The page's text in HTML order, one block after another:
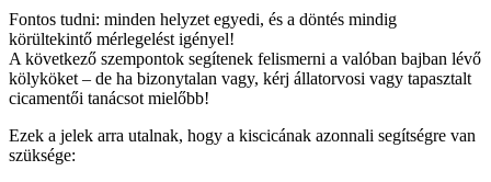
Fontos tudni: minden helyzet egyedi, és a döntés mindig
körültekintő mérlegelést igényel!
A következő szempontok segítenek felismerni a valóban bajban lévő
kölyköket – de ha bizonytalan vagy, kérj állatorvosi vagy tapasztalt
cicamentői tanácsot mielőbb!
Ezek a jelek arra utalnak, hogy a kiscicának azonnali segítségre van
szüksége: